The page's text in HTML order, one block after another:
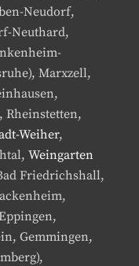
Neudorf,
Neuthard,
Marxzell,
Rheinstetten,
Weiher,
Weingarten
Friedrichshall,
Gemmingen,